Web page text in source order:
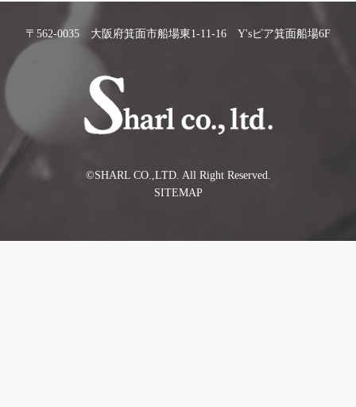
〒562-0035 大阪府箕面市船場東1-11-16 Y'sピア箕面船場6F
©️SHARL CO.,LTD. All Right Reserved.
SITEMAP